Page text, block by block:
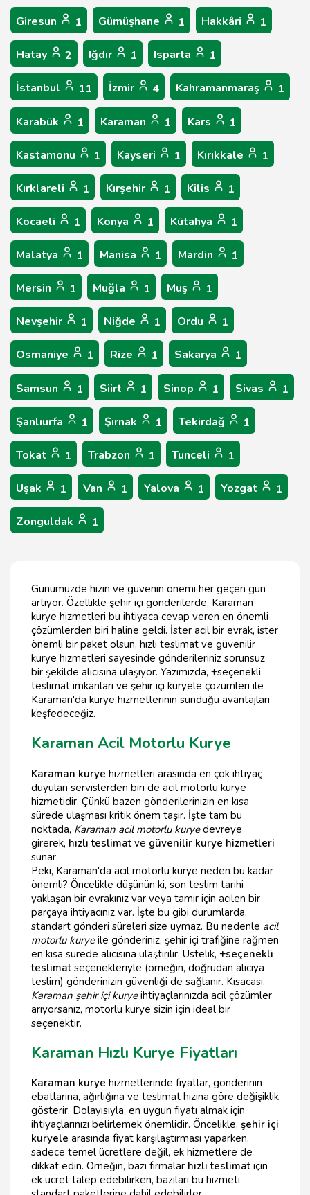
Giresun 1 Gümüşhane 1 Hakkâri 1
Hatay 2 Iğdır 1 Isparta 1
İstanbul 11 İzmir 4 Kahramanmaraş 1
Karabük 1 Karaman 1 Kars 1
Kastamonu 1 Kayseri 1 Kırıkkale 1
Kırklareli 1 Kırşehir 1 Kilis 1
Kocaeli 1 Konya 1 Kütahya 1
Malatya 1 Manisa 1 Mardin 1
Mersin 1 Muğla 1 Muş 1
Nevşehir 1 Niğde 1 Ordu 1
Osmaniye 1 Rize 1 Sakarya 1
Samsun 1 Siirt 1 Sinop 1 Sivas 1
Şanlıurfa 1 Şırnak 1 Tekirdağ 1
Tokat 1 Trabzon 1 Tunceli 1
Uşak 1 Van 1 Yalova 1 Yozgat 1
Zonguldak 1
Günümüzde hızın ve güvenin önemi her geçen gün
artıyor. Özellikle şehir içi gönderilerde, Karaman
kurye hizmetleri bu ihtiyaca cevap veren en önemli
çözümlerden biri haline geldi. İster acil bir evrak, ister
önemli bir paket olsun, hızlı teslimat ve güvenilir
kurye hizmetleri sayesinde gönderileriniz sorunsuz
bir şekilde alıcısına ulaşıyor. Yazımızda, +seçenekli
teslimat imkanları ve şehir içi kuryele çözümleri ile
Karaman'da kurye hizmetlerinin sunduğu avantajları
keşfedeceğiz.
Karaman Acil Motorlu Kurye
Karaman kurye hizmetleri arasında en çok ihtiyaç
duyulan servislerden biri de acil motorlu kurye
hizmetidir. Çünkü bazen gönderilerinizin en kısa
sürede ulaşması kritik önem taşır. İşte tam bu
noktada, Karaman acil motorlu kuryedevreye
girerek, hızlı teslimat ve güvenilir kurye hizmetleri
sunar.
Peki, Karaman'da acil motorlu kurye neden bu kadar
önemli? Öncelikle düşünün ki, son teslim tarihi
yaklaşan bir evrakınız var veya tamir için acilen bir
parçaya ihtiyacınız var. İşte bu gibi durumlarda,
standart gönderi süreleri size uymaz. Bu nedenle acil
motorlu kuryeile gönderiniz, şehir içi trafiğine rağmen
en kısa sürede alıcısına ulaştırılır. Üstelik, +seçenekli
teslimat seçenekleriyle (örneğin, doğrudan alıcıya
teslim) gönderinizin güvenliği de sağlanır. Kısacası,
Karaman şehir içi kuryeihtiyaçlarınızda acil çözümler
arıyorsanız, motorlu kurye sizin için ideal bir
seçenektir.
Karaman Hızlı Kurye Fiyatları
Karaman kurye hizmetlerinde fiyatlar, gönderinin
ebatlarına, ağırlığına ve teslimat hızına göre değişiklik
gösterir. Dolayısıyla, en uygun fiyatı almak için
ihtiyaçlarınızı belirlemek önemlidir. Öncelikle, şehir içi
kuryele arasında fiyat karşılaştırması yaparken,
sadece temel ücretlere değil, ek hizmetlere de
dikkat edin. Örneğin, bazı firmalar hızlı teslimat için
ek ücret talep edebilirken, bazıları bu hizmeti